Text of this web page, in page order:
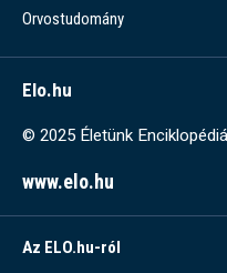
Orvostudomány
Elo.hu
© 2025 Életünk
www.elo.hu
Az ELO.hu-ról